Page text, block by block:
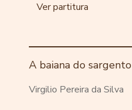
Ver partitura
A baiana do sargento
Virgilio Pereira da Silva